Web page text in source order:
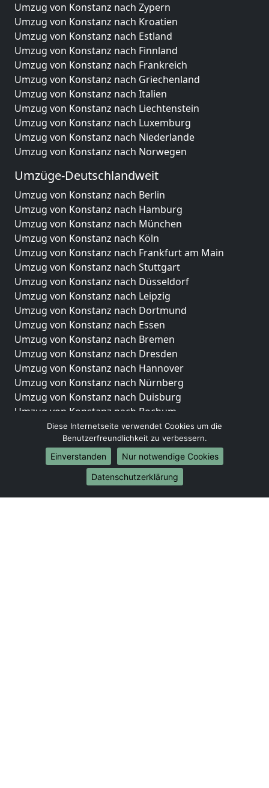
Umzug von Konstanz nach Zypern
Umzug von Konstanz nach Kroatien
Umzug von Konstanz nach Estland
Umzug von Konstanz nach Finnland
Umzug von Konstanz nach Frankreich
Umzug von Konstanz nach Griechenland
Umzug von Konstanz nach Italien
Umzug von Konstanz nach Liechtenstein
Umzug von Konstanz nach Luxemburg
Umzug von Konstanz nach Niederlande
Umzug von Konstanz nach Norwegen
Umzüge-Deutschlandweit
Umzug von Konstanz nach Berlin
Umzug von Konstanz nach Hamburg
Umzug von Konstanz nach München
Umzug von Konstanz nach Köln
Umzug von Konstanz nach Frankfurt am Main
Umzug von Konstanz nach Stuttgart
Umzug von Konstanz nach Düsseldorf
Umzug von Konstanz nach Leipzig
Umzug von Konstanz nach Dortmund
Umzug von Konstanz nach Essen
Umzug von Konstanz nach Bremen
Umzug von Konstanz nach Dresden
Umzug von Konstanz nach Hannover
Umzug von Konstanz nach Nürnberg
Umzug von Konstanz nach Duisburg
Umzug von Konstanz nach Bochum
Umzug von Konstanz nach Wuppertal
Umzug von Konstanz nach Bielefeld
Umzug von Konstanz nach Bonn
Umzug von Konstanz nach Münster
Diese Internetseite verwendet Cookies um die
Benutzerfreundlichkeit zu verbessern.
Einverstanden
Nur notwendige Cookies
Datenschutzerklärung